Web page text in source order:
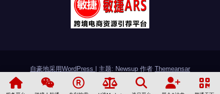
自豪地采用WordPress 主题: Newsup 作者 Themeansar
敏捷简介加入敏捷联系敏捷友情链接